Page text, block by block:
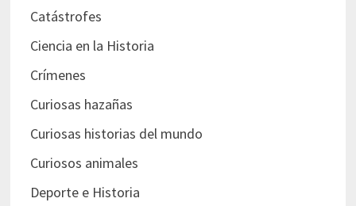
Catástrofes
Ciencia en la Historia
Crímenes
Curiosas hazañas
Curiosas historias del mundo
Curiosos animales
Deporte e Historia